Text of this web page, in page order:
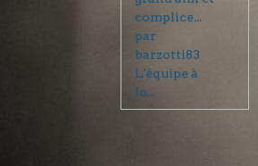
complice...
par
barzotti83
L'équipe à
Jo...